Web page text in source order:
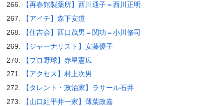
【再春館製薬所】西川通子＝西川正明
【アイチ】森下安道
【住吉会】西口茂男＝関功＝小川修司
【ジャーナリスト】安藤優子
【プロ野球】赤星憲広
【アクセス】村上次男
【タレント・政治家】ラサール石井
【山口組平井一家】薄葉政嘉